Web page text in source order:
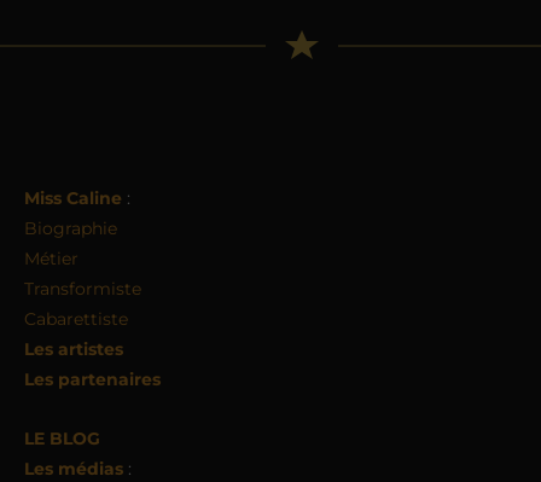
Miss Caline :
Biographie
Métier
Transformiste
Cabarettiste
Les artistes
Les partenaires
LE BLOG
Les médias :